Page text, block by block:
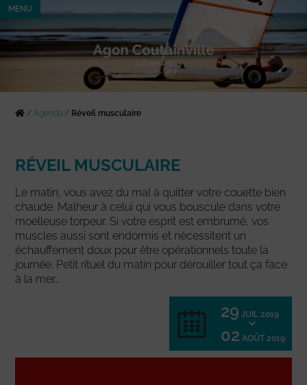
MENU
/Agenda / Réveil musculaire
RÉVEIL MUSCULAIRE
Le matin, vous avez du mal à quitter votre couette bien
chaude. Malheur à celui qui vous bouscule dans votre
moelleuse torpeur. Si votre esprit est embrumé, vos
muscles aussi sont endormis et nécessitent un
échauffement doux pour être opérationnels toute la
journée. Petit rituel du matin pour dérouiller tout ça face
à la mer…
29 JUIL 2019
02 AOÛT 2019